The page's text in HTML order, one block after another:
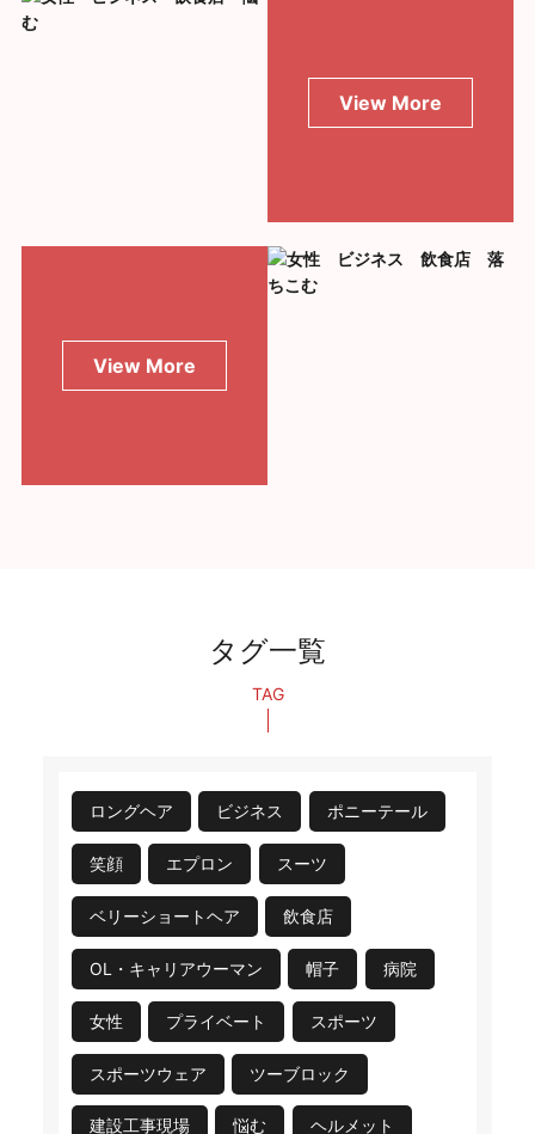
View More
View More
タグ一覧
TAG
ロングヘア ビジネス ポニーテール
笑顔 エプロン スーツ
ベリーショートヘア 飲食店
OL・キャリアウーマン 帽子 病院
女性 プライベート スポーツ
スポーツウェア ツーブロック
建設工事現場 悩む ヘルメット